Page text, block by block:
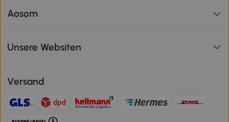
Aosom
Unsere Websiten
Versand